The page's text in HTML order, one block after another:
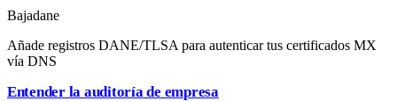
Bajadane
Añade registros DANE/TLSA para autenticar tus certificados MX
vía DNS
Entender la auditoría de empresa